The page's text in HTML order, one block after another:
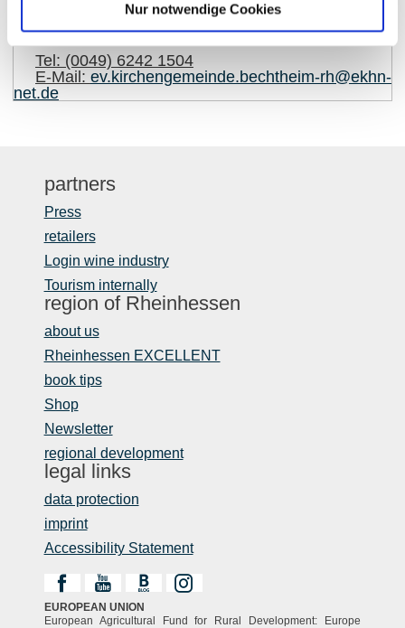
Nur notwendige Cookies
Martin-Luther-Straße 4
67595 Bechtheim
Tel: (0049) 6242 1504
E-Mail: ev.kirchengemeinde.bechtheim-rh@ekhn-
net.de
partners
Press
retailers
Login wine industry
Tourism internally
region of Rheinhessen
about us
Rheinhessen EXCELLENT
book tips
Shop
Newsletter
regional development
legal links
data protection
imprint
Accessibility Statement
EUROPEAN UNION
European Agricultural Fund for Rural Development: Europe